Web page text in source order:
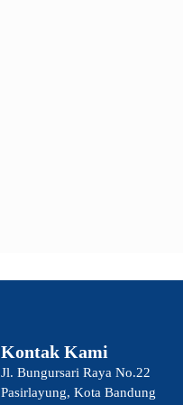
Kontak Kami
Jl. Bungursari Raya No.22
Pasirlayung, Kota Bandung